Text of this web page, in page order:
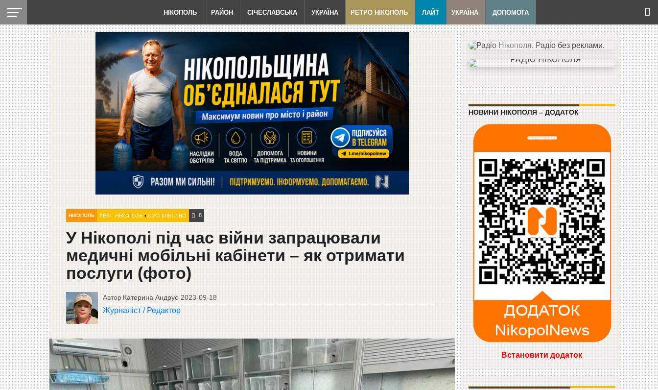
НІКОПОЛЬ РАЙОН СІЧЕСЛАВСЬКА УКРАЇНА РЕТРО НІКОПОЛЬ ЛАЙТ УКРАЇНА ДОПОМОГА
НІКОПОЛЬ ТЕГ: НІКОПОЛЬ• СУСПІЛЬСТВО 8
У Нікополі під час війни запрацювали
медичні мобільні кабінети – як отримати
послуги (фото)
Автор Катерина Андрус-2023-09-18
Журналіст / Редактор
НОВИНИ НІКОПОЛЯ – ДОДАТОК
Встановити додаток